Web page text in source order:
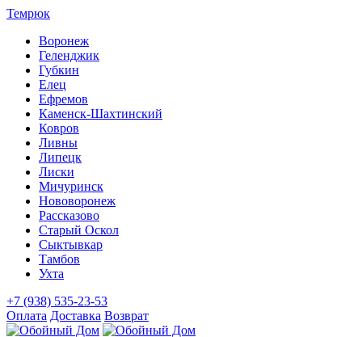
Темрюк
Воронеж
Геленджик
Губкин
Елец
Ефремов
Каменск-Шахтинский
Ковров
Ливны
Липецк
Лиски
Мичуринск
Нововоронеж
Рассказово
Старый Оскол
Сыктывкар
Тамбов
Ухта
+7 (938) 535-23-53
Оплата Доставка Возврат